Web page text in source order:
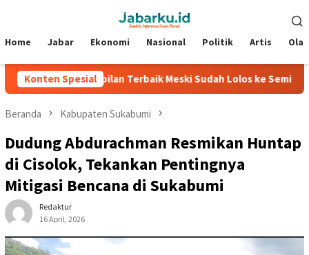
Mobile
Home Jabar Ekonomi Nasional Politik Artis
Konten Spesial
Penampilan Terbaik Meski Sudah Lolos ke Semifinal Piala
Beranda Kabupaten Sukabumi
Dudung Abdurachman Resmikan Huntap
di Cisolok, Tekankan Pentingnya
Mitigasi Bencana di Sukabumi
Redaktur
16 April, 2026